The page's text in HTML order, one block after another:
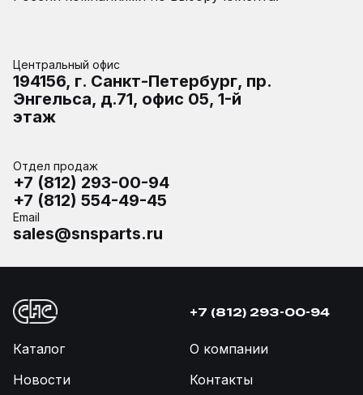
Центральный офис
194156, г. Санкт-Петербург, пр.
Энгельса, д.71, офис 05, 1-й
этаж
Отдел продаж
+7 (812) 293-00-94
+7 (812) 554-49-45
Email
sales@snsparts.ru
Каталог
Новости
О компании
Контакты
+7 (812) 293-00-94